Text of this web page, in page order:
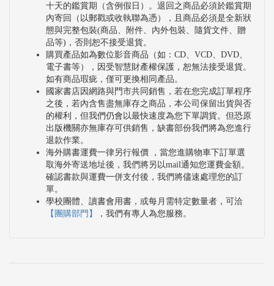
十天的鑑賞期（含例假日）。退回之商品必須於鑑賞期
內寄回（以郵戳或收執聯為憑），且商品必須是全新狀
態與完整包裝(商品、附件、內外包裝、隨貨文件、贈
品等)，否則恕不接受退貨。
購買產品如為數位影音商品（如：CD、VCD、DVD、
電子書等），因受智慧財產權保護，恕無法接受退貨。
如有商品瑕疵，僅可更換相同產品。
國家書店因網路與門市共同銷售，若在您完成訂單程序
之後，若內含售盡無庫存之商品，本公司保留出貨與否
的權利，但我們仍會以最快速度為您下單調貨。但恐原
出版機關亦無庫存可供銷售，缺書部份我們將為您進行
退款作業。
海外購書運費一律另行報價 ，當您進購物車下訂單選
取海外寄送地址後，我們將另以mail通知您運費金額。
確認書款與運費一併支付後，我們將儘速處理您的訂
單。
學校團體、讀書會用書，或每月需特定數量者，可洽
【團購部門】
，我們有專人為您服務。